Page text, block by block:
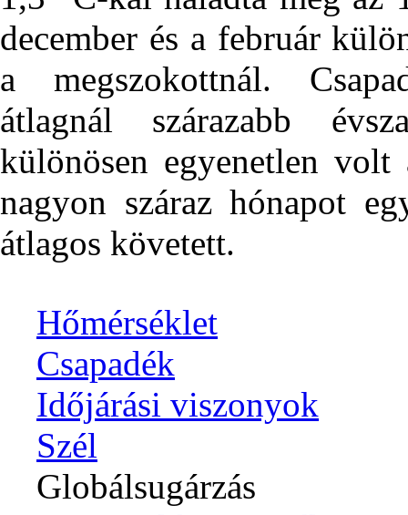
december és a február
a megszokottnál.
átlagnál szárazabb
különösen egyenetlen
nagyon száraz hónapot
átlagos követett.
Hőmérséklet
Csapadék
Időjárási viszonyok
Szél
Globálsugárzás